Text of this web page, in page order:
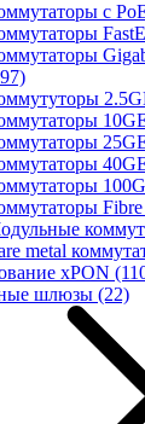
с
Fibre
metal
xPON
шлюзы (22)